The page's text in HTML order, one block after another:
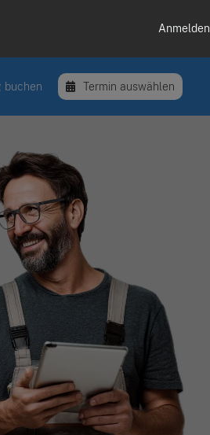
Anmelden
buchen Termin auswählen